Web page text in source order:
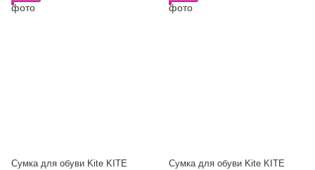
Сумка для обуви Kite KITE
Сумка для обуви Kite KITE